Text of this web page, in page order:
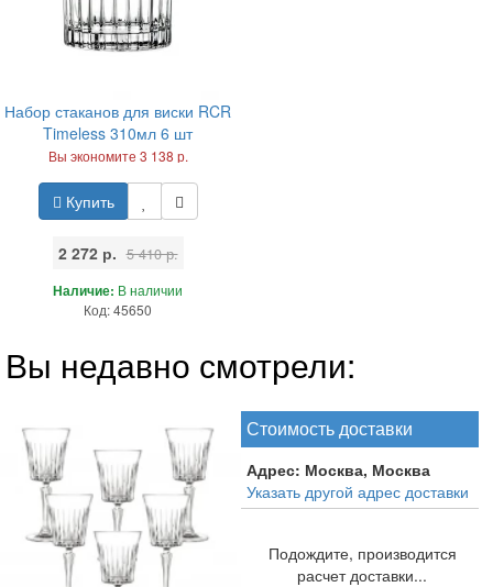
Набор стаканов для виски RCR
Timeless 310мл 6 шт
Вы экономите 3 138 р.
Купить
2 272 р. 5 410 р.
Наличие: В наличии
Код: 45650
Вы недавно смотрели:
Стоимость доставки
Адрес: Москва, Москва
Указать другой адрес доставки
Подождите, производится
расчет доставки...